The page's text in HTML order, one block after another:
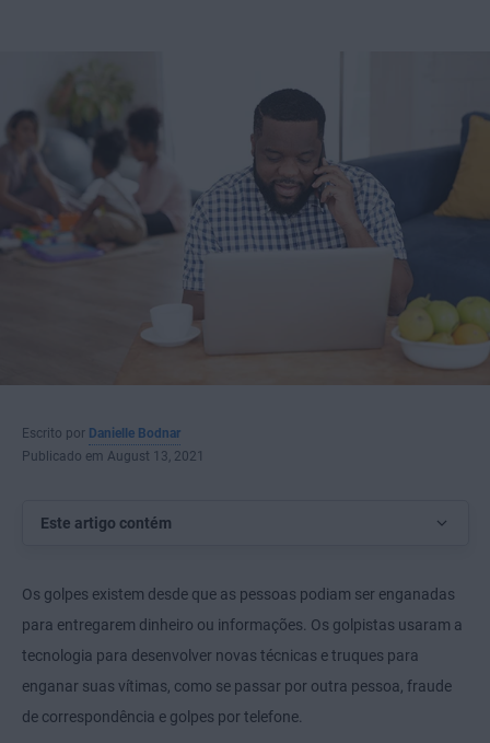
Escrito por Danielle Bodnar
Publicado em August 13, 2021
Este artigo contém
Os golpes existem desde que as pessoas podiam ser enganadas
para entregarem dinheiro ou informações. Os golpistas usaram a
tecnologia para desenvolver novas técnicas e truques para
enganar suas vítimas, como se passar por outra pessoa, fraude
de correspondência e golpes por telefone.